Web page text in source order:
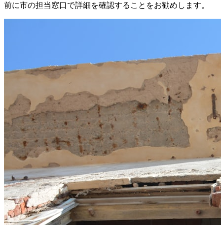
前に市の担当窓口で詳細を確認することをお勧めします。